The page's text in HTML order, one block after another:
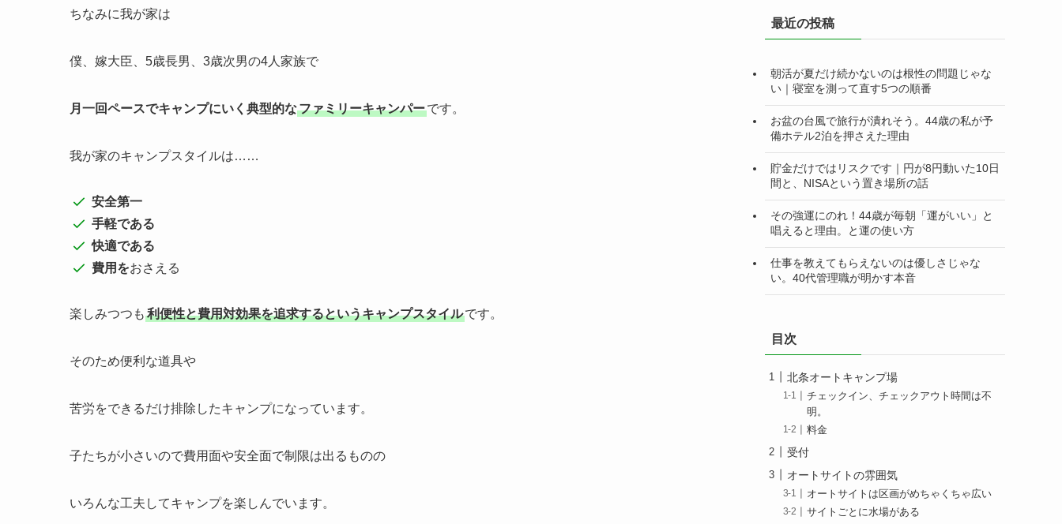
ちなみに我が家は
僕、嫁大臣、5歳長男、3歳次男の4人家族で
月一回ペースでキャンプにいく典型的なファミリーキャンパーです。
我が家のキャンプスタイルは……
安全第一
手軽である
快適である
費用をおさえる
楽しみつつも 利便性と費用対効果を追求するというキャンプスタイルです。
そのため便利な道具や
苦労をできるだけ排除したキャンプになっています。
子たちが小さいので費用面や安全面で制限は出るものの
いろんな工夫してキャンプを楽しんでいます。
ー最近の投稿
朝活が夏だけ続かないのは根性の問題じゃな
い｜寝室を測って直す5つの順番
お盆の台風で旅行が潰れそう。44歳の私が予
備ホテル2泊を押さえた理由
貯金だけではリスクです｜円が8円動いた10日
間と、NISAという置き場所の話
その強運にのれ！44歳が毎朝「運がいい」と
唱えると理由。と運の使い方
仕事を教えてもらえないのは優しさじゃな
い。40代管理職が明かす本音
目次
北条オートキャンプ場
チェックイン、チェックアウト時間は不
明。
料金
受付
オートサイトの雰囲気
オートサイトは区画がめちゃくちゃ広い
サイトごとに水場がある